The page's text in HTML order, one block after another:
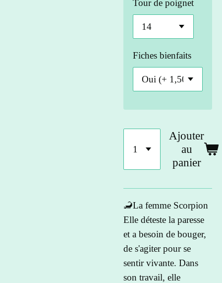
Tour de poignet
Fiches bienfaits
Ajouter
au
panier
🦂La femme Scorpion
Elle déteste la paresse
et a besoin de bouger,
de s'agiter pour se
sentir vivante. Dans
son travail, elle